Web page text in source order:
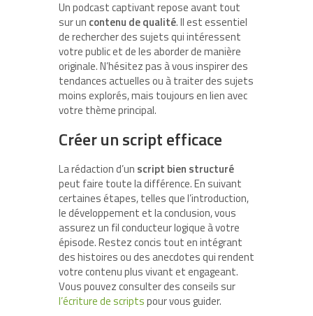
Un podcast captivant repose avant tout
sur un contenu de qualité. Il est essentiel
de rechercher des sujets qui intéressent
votre public et de les aborder de manière
originale. N’hésitez pas à vous inspirer des
tendances actuelles ou à traiter des sujets
moins explorés, mais toujours en lien avec
votre thème principal.
Créer un script efficace
La rédaction d’un script bien structuré
peut faire toute la différence. En suivant
certaines étapes, telles que l’introduction,
le développement et la conclusion, vous
assurez un fil conducteur logique à votre
épisode. Restez concis tout en intégrant
des histoires ou des anecdotes qui rendent
votre contenu plus vivant et engageant.
Vous pouvez consulter des conseils sur
l’écriture de scriptspour vous guider.